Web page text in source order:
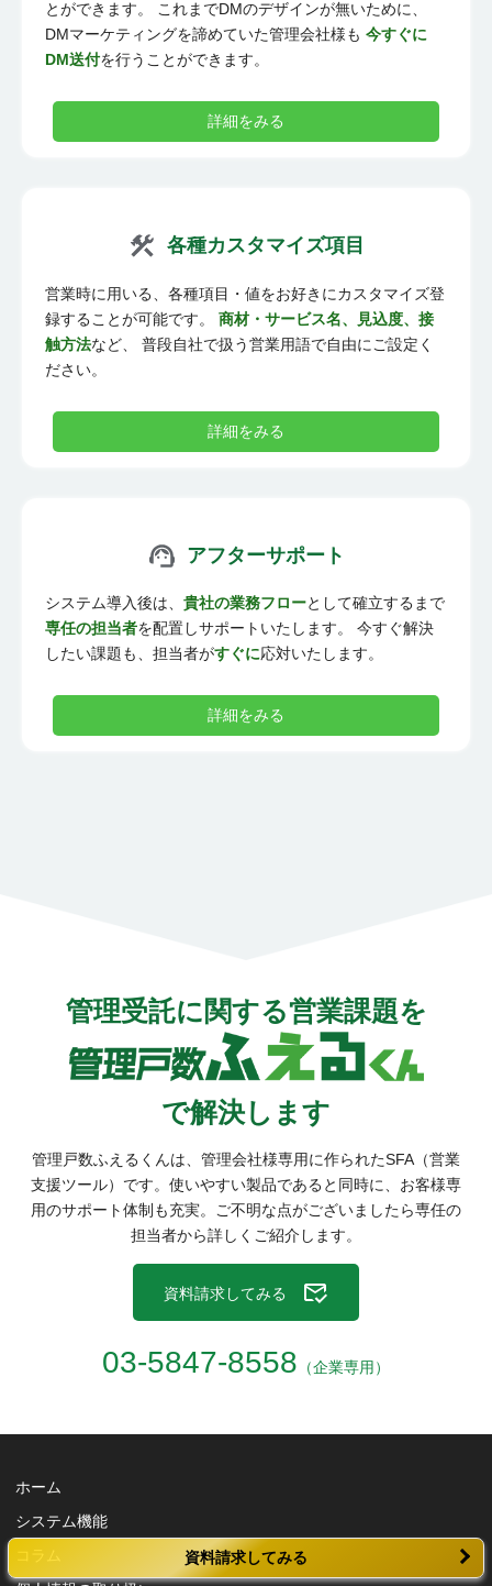
とができます。 これまでDMのデザインが無いために、
DMマーケティングを諦めていた管理会社様も 今すぐに
DM送付を行うことができます。
詳細をみる
各種カスタマイズ項目
営業時に用いる、各種項目・値をお好きにカスタマイズ登
録することが可能です。 商材・サービス名、見込度、接
触方法など、 普段自社で扱う営業用語で自由にご設定く
ださい。
詳細をみる
アフターサポート
システム導入後は、 貴社の業務フローとして確立するまで
専任の担当者を配置しサポートいたします。 今すぐ解決
したい課題も、担当者がすぐに応対いたします。
詳細をみる
資料請求してみる
管理受託に関する営業課題を
で解決します
管理戸数ふえるくんは、管理会社様専用に作られたSFA（営業
支援ツール）です。 使いやすい製品であると同時に、お客様専
用のサポート体制も充実。
ご不明な点がございましたら専任の
担当者から詳しくご紹介します。
資料請求してみる
03-5847-8558 （企業専用）
ホーム
システム機能
コラム